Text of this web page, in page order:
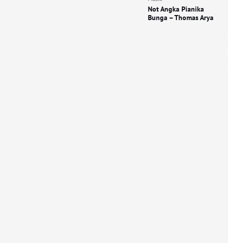
Not Angka Pianika
Bunga – Thomas Arya